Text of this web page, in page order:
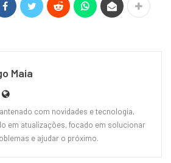
Maia
com novidades e tecnologia,
em atualizações, focado em solucionar
e ajudar o próximo.